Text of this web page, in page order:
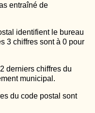
entraîné de
identifient le bureau
3 chiffres sont à 0 pour
derniers chiffres du
municipal.
du code postal sont